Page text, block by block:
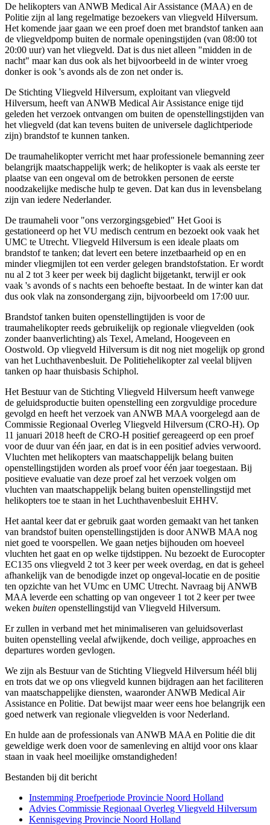
De helikopters van ANWB Medical Air Assistance (MAA) en de
Politie zijn al lang regelmatige bezoekers van vliegveld Hilversum.
Het komende jaar gaan we een proef doen met brandstof tanken aan
de vliegveldpomp buiten de normale openingstijden (van 08:00 tot
20:00 uur) van het vliegveld. Dat is dus niet alleen "midden in de
nacht" maar kan dus ook als het bijvoorbeeld in de winter vroeg
donker is ook 's avonds als de zon net onder is.
De Stichting Vliegveld Hilversum, exploitant van vliegveld
Hilversum, heeft van ANWB Medical Air Assistance enige tijd
geleden het verzoek ontvangen om buiten de openstellingstijden van
het vliegveld (dat kan tevens buiten de universele daglichtperiode
zijn) brandstof te kunnen tanken.
De traumahelikopter verricht met haar professionele bemanning zeer
belangrijk maatschappelijk werk; de helikopter is vaak als eerste ter
plaatse van een ongeval om de betrokken personen de eerste
noodzakelijke medische hulp te geven. Dat kan dus in levensbelang
zijn van iedere Nederlander.
De traumaheli voor "ons verzorgingsgebied" Het Gooi is
gestationeerd op het VU medisch centrum en bezoekt ook vaak het
UMC te Utrecht. Vliegveld Hilversum is een ideale plaats om
brandstof te tanken; dat levert een betere inzetbaarheid op en en
minder vliegmijlen tot een verder gelegen brandstofstation. Er wordt
nu al 2 tot 3 keer per week bij daglicht bijgetankt, terwijl er ook
vaak 's avonds of s nachts een behoefte bestaat. In de winter kan dat
dus ook vlak na zonsondergang zijn, bijvoorbeeld om 17:00 uur.
Brandstof tanken buiten openstellingtijden is voor de
traumahelikopter reeds gebruikelijk op regionale vliegvelden (ook
zonder baanverlichting) als Texel, Ameland, Hoogeveen en
Oostwold. Op vliegveld Hilversum is dit nog niet mogelijk op grond
van het Luchthavenbesluit. De Politiehelikopter zal veelal blijven
tanken op haar thuisbasis Schiphol.
Het Bestuur van de Stichting Vliegveld Hilversum heeft vanwege
de geluidsproductie buiten openstelling een zorgvuldige procedure
gevolgd en heeft het verzoek van ANWB MAA voorgelegd aan de
Commissie Regionaal Overleg Vliegveld Hilversum (CRO-H). Op
11 januari 2018 heeft de CRO-H positief gereageerd op een proef
voor de duur van één jaar, en dat is in een positief advies verwoord.
Vluchten met helikopters van maatschappelijk belang buiten
openstellingstijden worden als proef voor één jaar toegestaan. Bij
positieve evaluatie van deze proef zal het verzoek volgen om
vluchten van maatschappelijk belang buiten openstellingstijd met
helikopters toe te staan in het Luchthavenbesluit EHHV.
Het aantal keer dat er gebruik gaat worden gemaakt van het tanken
van brandstof buiten openstellingstijden is door ANWB MAA nog
niet goed te voorspellen. We gaan netjes bijhouden om hoeveel
vluchten het gaat en op welke tijdstippen. Nu bezoekt de Eurocopter
EC135 ons vliegveld 2 tot 3 keer per week overdag, en dat is geheel
afhankelijk van de benodigde inzet op ongeval-locatie en de positie
ten opzichte van het VUmc en UMC Utrecht. Navraag bij ANWB
MAA leverde een schatting op van ongeveer 1 tot 2 keer per twee
weken buiten openstellingstijd van Vliegveld Hilversum.
Er zullen in verband met het minimaliseren van geluidsoverlast
buiten openstelling veelal afwijkende, doch veilige, approaches en
departures worden gevlogen.
We zijn als Bestuur van de Stichting Vliegveld Hilversum héél blij
en trots dat we op ons vliegveld kunnen bijdragen aan het faciliteren
van maatschappelijke diensten, waaronder ANWB Medical Air
Assistance en Politie. Dat bewijst maar weer eens hoe belangrijk een
goed netwerk van regionale vliegvelden is voor Nederland.
En hulde aan de professionals van ANWB MAA en Politie die dit
geweldige werk doen voor de samenleving en altijd voor ons klaar
staan in vaak heel moeilijke omstandigheden!
Bestanden bij dit bericht
Instemming Proefperiode Provincie Noord Holland
Advies Commissie Regionaal Overleg Vliegveld Hilversum
Kennisgeving Provincie Noord Holland